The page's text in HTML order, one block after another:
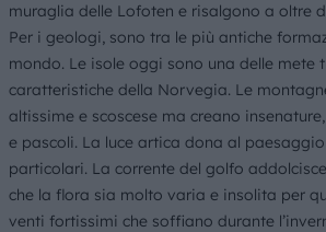
muraglia delle Lofoten e risalgono a oltre
Per i geologi, sono tra le più antiche
mondo. Le isole oggi sono una delle mete
caratteristiche della Norvegia. Le
altissime e scoscese ma creano
e pascoli. La luce artica dona al
particolari. La corrente del golfo
che la flora sia molto varia e insolita per
venti fortissimi che soffiano durante